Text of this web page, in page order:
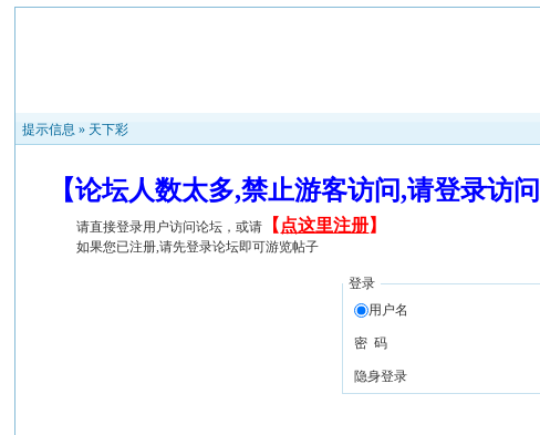
提示信息 » 天下彩
【论坛人数太多,禁止游客访问,请登录访
请直接登录用户访问论坛，或请 【 点这里注册】
如果您已注册,请先登录论坛即可游览帖子
登录
用户名
密 码
隐身登录